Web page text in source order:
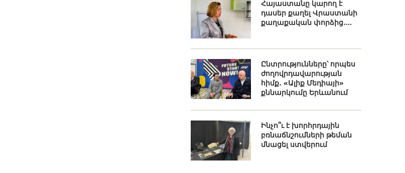
Հայաստանը կարող է
դասեր քաղել Վրաստանի
քաղաքական փորձից․...
Ընտրությունները՝ որպես
ժողովրդավարության
հիմք․ «Ալիք Մեդիայի»
քննարկումը Երևանում
Ինչո՞ւ է խորհրդային
բռնաճնշումների թեման
մնացել ստվերում